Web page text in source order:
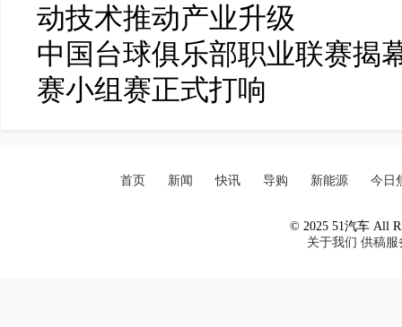
动技术推动产业升级
中国台球俱乐部职业联赛揭
赛小组赛正式打响
首页 新闻 快讯 导购 新能源 今日
© 2025 51汽车 All
关于我们 供稿服